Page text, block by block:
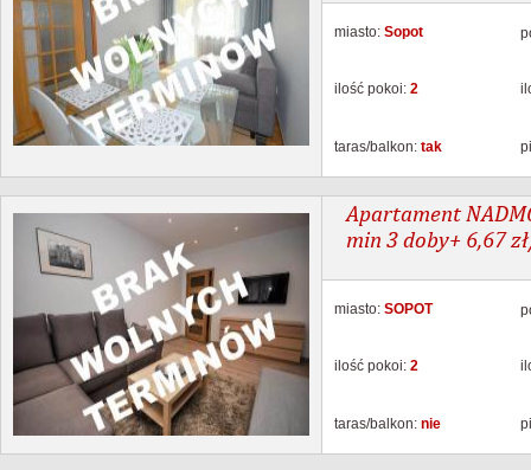
miasto: Sopot
ilość pokoi: 2
taras/balkon: tak
Apartament
min 3 doby+ 6,67
miasto: SOPOT
ilość pokoi: 2
taras/balkon: nie